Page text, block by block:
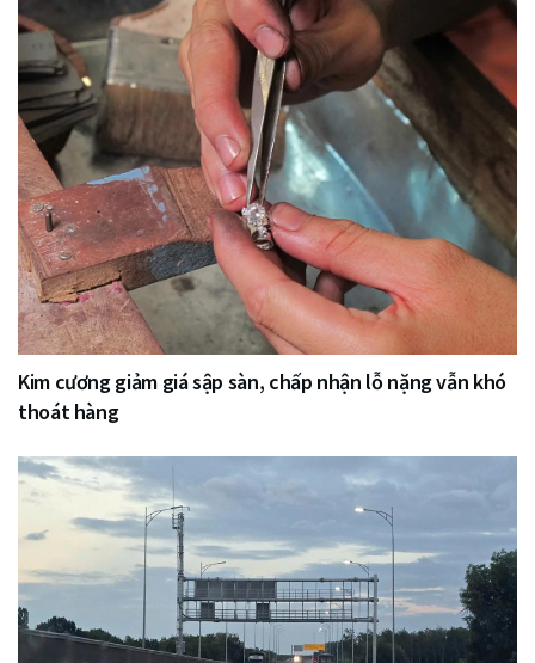
Kim cương giảm giá sập sàn, chấp nhận lỗ nặng vẫn khó
thoát hàng